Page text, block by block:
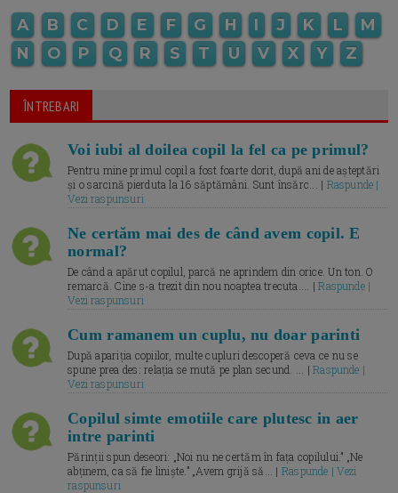
A B C D E F G H I J K L
M
N
O P Q R S T U V X Y Z
ÎNTREBARI
Voi iubi al doilea copil la fel ca pe primul?
Pentru mine primul copil a fost foarte dorit, după ani de așteptări
și o sarcină pierduta la 16 săptămâni. Sunt însărc... | Raspunde |
Vezi raspunsuri
Ne certăm mai des de când avem copil. E
normal?
De când a apărut copilul, parcă ne aprindem din orice. Un ton. O
remarcă. Cine s-a trezit din nou noaptea trecuta.... |Raspunde |
Vezi raspunsuri
Cum ramanem un cuplu, nu doar parinti
După apariția copiilor, multe cupluri descoperă ceva ce nu se
spune prea des: relația se mută pe plan secund. ... |Raspunde |
Vezi raspunsuri
Copilul simte emotiile care plutesc in aer
intre parinti
Părinții spun deseori: „Noi nu ne certăm în fața copilului.” „Ne
abținem, ca să fie liniște.” „Avem grijă să... | Raspunde | Vezi
raspunsuri